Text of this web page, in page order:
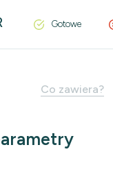
Gotowe
Co zawiera?